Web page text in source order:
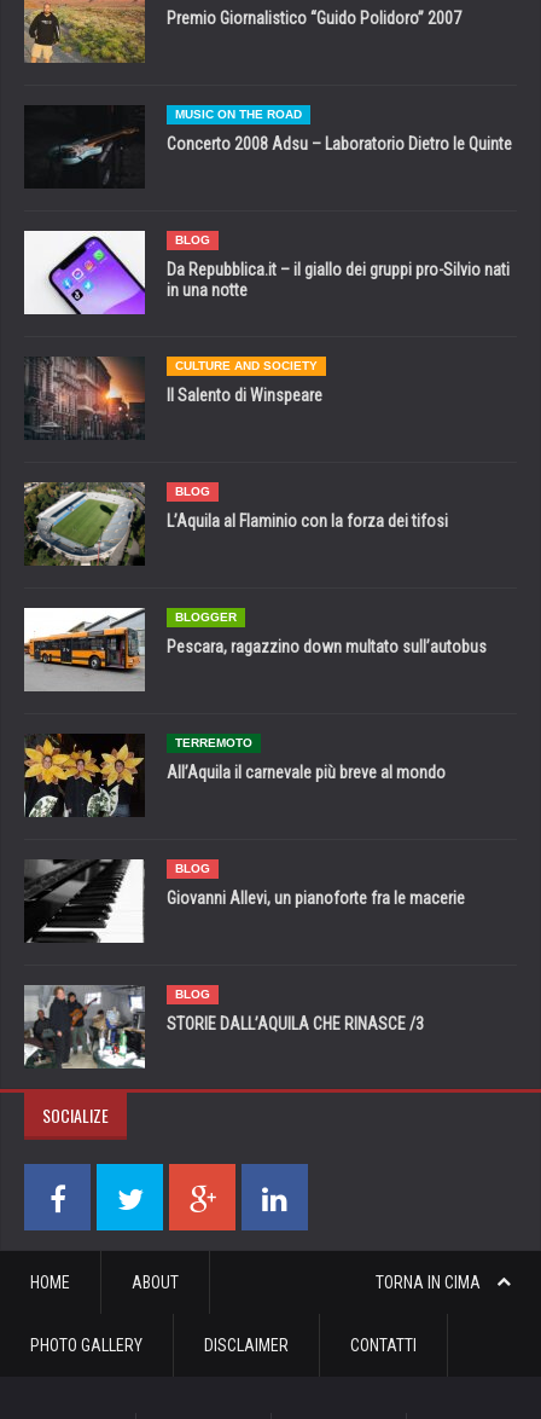
Premio Giornalistico “Guido Polidoro” 2007
MUSIC ON THE ROAD
Concerto 2008 Adsu – Laboratorio Dietro le Quinte
BLOG
Da Repubblica.it – il giallo dei gruppi pro-Silvio nati
in una notte
CULTURE AND SOCIETY
Il Salento di Winspeare
BLOG
L’Aquila al Flaminio con la forza dei tifosi
BLOGGER
Pescara, ragazzino down multato sull’autobus
TERREMOTO
All’Aquila il carnevale più breve al mondo
BLOG
Giovanni Allevi, un pianoforte fra le macerie
BLOG
STORIE DALL’AQUILA CHE RINASCE /3
SOCIALIZE
TORNA IN CIMA
HOME ABOUT
PHOTO GALLERY DISCLAIMER CONTATTI